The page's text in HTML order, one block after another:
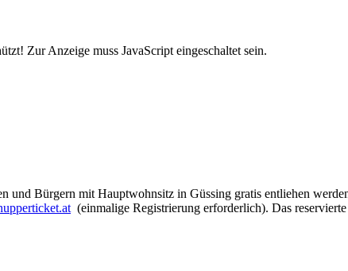
Zur Anzeige muss JavaScript eingeschaltet sein.
und Bürgern mit Hauptwohnsitz in Güssing gratis entliehen
(einmalige Registrierung erforderlich). Das